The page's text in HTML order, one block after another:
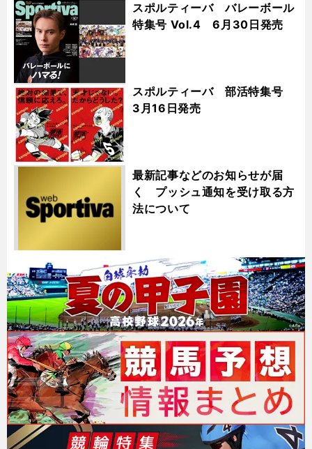
スポルティーバ バレーボール
特集号 Vol.4 6月30日発売
スポルティーバ 部活特集号
3月16日発売
最新記事などのお知らせが届
く プッシュ通知を受け取る方
法について